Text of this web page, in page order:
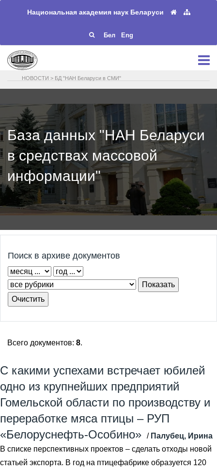
Национальная академия наук Беларуси
Бел Eng
НОВОСТИ > БД "НАН Беларуси в СМИ"
База данных "НАН Беларуси
в средствах массовой
информации"
Поиск в архиве документов
Всего документов: 8.
С какими успехами встречает юбилей
одно из крупнейших предприятий
Гомельской области по производству и
переработке мяса птицы – РУП
«Белоруснефть-Особино»
/ Палубец, Ирина
В списке перспективных проектов – сделать отходы новой
статьей экспорта. В год на птицефабрике образуется 120